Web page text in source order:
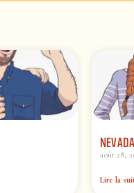
août 28,
Lire la